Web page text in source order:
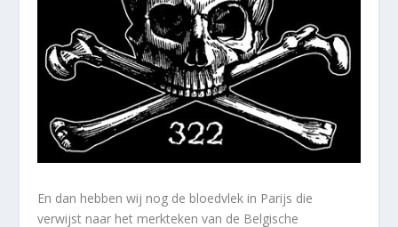
En dan hebben wij nog de bloedvlek in Parijs die
verwijst naar het merkteken van de Belgische